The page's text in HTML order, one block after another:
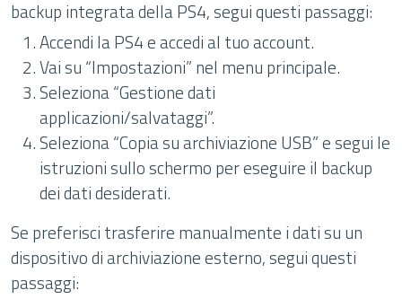
backup integrata della PS4, segui questi passaggi:
Accendi la PS4 e accedi al tuo account.
Vai su “Impostazioni” nel menu principale.
Seleziona “Gestione dati
applicazioni/salvataggi”.
Seleziona “Copia su archiviazione USB” e segui le
istruzioni sullo schermo per eseguire il backup
dei dati desiderati.
Se preferisci trasferire manualmente i dati su un
dispositivo di archiviazione esterno, segui questi
passaggi: